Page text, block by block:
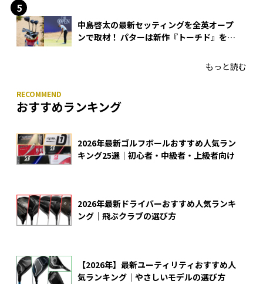
中島啓太の最新セッティングを全英オープ
ンで取材！ パターは新作『トーチド』を投
もっと読む
おすすめランキング
2026年最新ゴルフボールおすすめ人気ラン
キング25選｜初心者・中級者・上級者向け
2026年最新ドライバーおすすめ人気ランキ
ング｜飛ぶクラブの選び方
【2026年】最新ユーティリティおすすめ人
気ランキング｜やさしいモデルの選び方